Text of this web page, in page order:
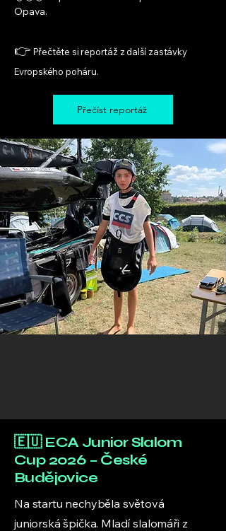
Opava.
👉 Přečtěte si reportáž z další zastávky
Evropského poháru.
Přečíst reportáž
🇪🇺 ECA Junior Slalom
Cup 2026 – České
Budějovice
Na startu nechyběla světová
juniorská špička. Mladí slalomáři z